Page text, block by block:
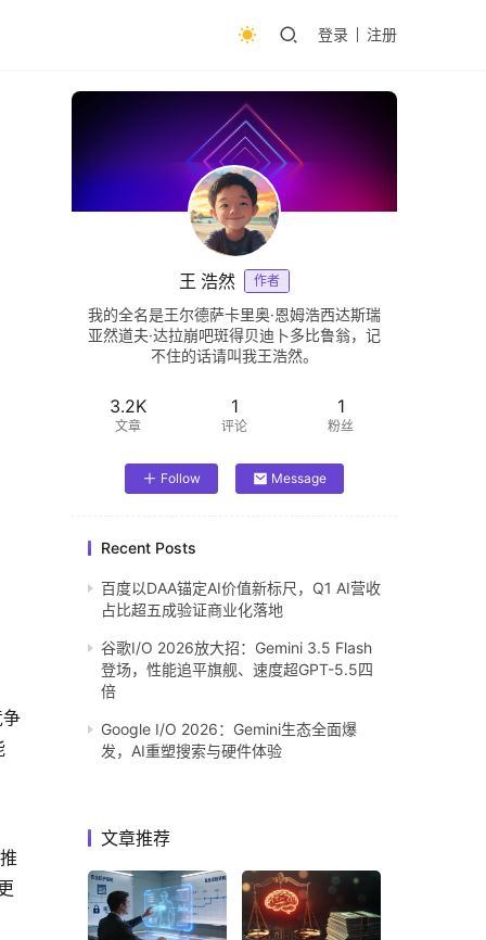
登录 注册
王 浩然 作者
我的全名是王尔德萨卡里奥·恩姆浩西达斯瑞
亚然道夫·达拉崩吧斑得贝迪卜多比鲁翁，记
不住的话请叫我王浩然。
3.2K
文章
1
评论
1
粉丝
Follow Message
Recent Posts
百度以DAA锚定AI价值新标尺，Q1 AI营收
占比超五成验证商业化落地
谷歌I/O 2026放大招：Gemini 3.5 Flash
登场，性能追平旗舰、速度超GPT-5.5四
倍
Google I/O 2026：Gemini生态全面爆
发，AI重塑搜索与硬件体验
文章推荐